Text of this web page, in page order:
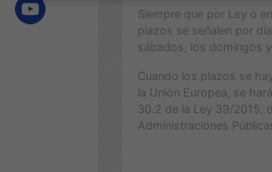
Siempre que por Ley o
plazos se señalen por
sábados, los domingos
Cuando los plazos se
la Unión Europea, se
30.2 de la Ley 39/2015,
Administraciones